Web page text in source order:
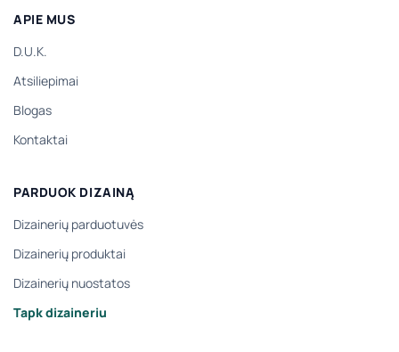
APIE MUS
D.U.K.
Atsiliepimai
Blogas
Kontaktai
PARDUOK DIZAINĄ
Dizainerių parduotuvės
Dizainerių produktai
Dizainerių nuostatos
Tapk dizaineriu